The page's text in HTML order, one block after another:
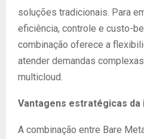
soluções tradicionais. Para
eficiência, controle e custo-
combinação oferece a
atender demandas
multicloud.
Vantagens estratégicas da
A combinação entre Bare